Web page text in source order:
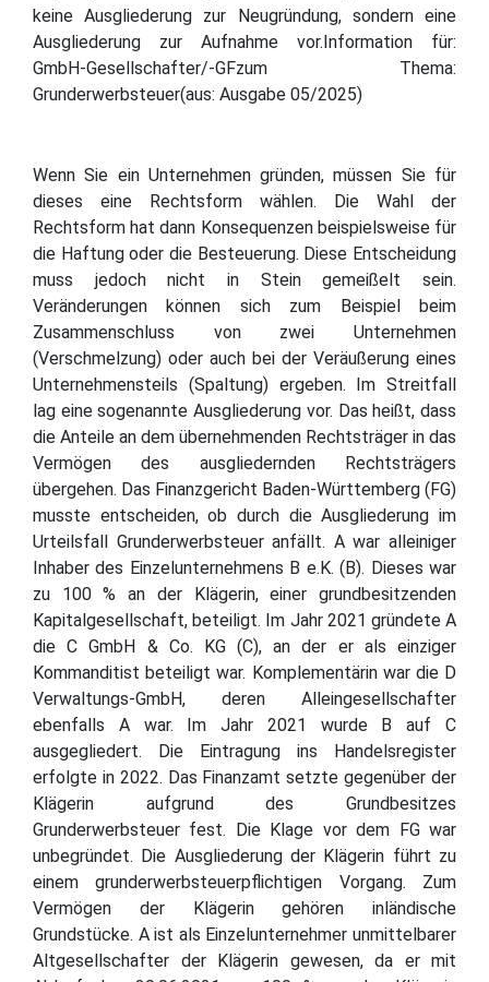
keine Ausgliederung zur Neugründung, sondern eine
Ausgliederung zur Aufnahme vor.Information für:
GmbH-Gesellschafter/-GFzum Thema:
Grunderwerbsteuer(aus: Ausgabe 05/2025)
Wenn Sie ein Unternehmen gründen, müssen Sie für
dieses eine Rechtsform wählen. Die Wahl der
Rechtsform hat dann Konsequenzen beispielsweise für
die Haftung oder die Besteuerung. Diese Entscheidung
muss jedoch nicht in Stein gemeißelt sein.
Veränderungen können sich zum Beispiel beim
Zusammenschluss von zwei Unternehmen
(Verschmelzung) oder auch bei der Veräußerung eines
Unternehmensteils (Spaltung) ergeben. Im Streitfall
lag eine sogenannte Ausgliederung vor. Das heißt, dass
die Anteile an dem übernehmenden Rechtsträger in das
Vermögen des ausgliedernden Rechtsträgers
übergehen. Das Finanzgericht Baden-Württemberg (FG)
musste entscheiden, ob durch die Ausgliederung im
Urteilsfall Grunderwerbsteuer anfällt. A war alleiniger
Inhaber des Einzelunternehmens B e.K. (B). Dieses war
zu 100 % an der Klägerin, einer grundbesitzenden
Kapitalgesellschaft, beteiligt. Im Jahr 2021 gründete A
die C GmbH & Co. KG (C), an der er als einziger
Kommanditist beteiligt war. Komplementärin war die D
Verwaltungs-GmbH, deren Alleingesellschafter
ebenfalls A war. Im Jahr 2021 wurde B auf C
ausgegliedert. Die Eintragung ins Handelsregister
erfolgte in 2022. Das Finanzamt setzte gegenüber der
Klägerin aufgrund des Grundbesitzes
Grunderwerbsteuer fest. Die Klage vor dem FG war
unbegründet. Die Ausgliederung der Klägerin führt zu
einem grunderwerbsteuerpflichtigen Vorgang. Zum
Vermögen der Klägerin gehören inländische
Grundstücke. A ist als Einzelunternehmer unmittelbarer
Altgesellschafter der Klägerin gewesen, da er mit